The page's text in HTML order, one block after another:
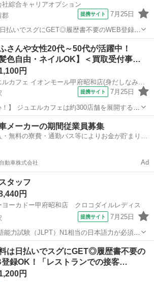
社綜合キャリアオプション
郡
提携サイト 7月25日
日払いでスグにGET◎履歴書不要のWEB登録
トスタッフ」高時給1220円！富士山周辺！20
】 製造のお仕事をお探
その他
さんや女性20代～50代が活躍中！
色自由・ネイルOK】＜買取受付事…
円
ジュエルカフェ イオンモール甲府昭和店(身だしなみ自由2)
提携サイト 7月25日
イトやパートの方でも社会保険、有給、育休
います。女性スタッフも全国600名以上在籍
...
国母駅 アパレル
メーカーの期間従業員募集
・無料の寮費・通勤バス等によりお金が貯まりや
動車株式会社 Ad
タッフ
円
ヨーカドー甲府昭和店 クロコダイルレディス
提携サイト 7月25日
力試験（JLPT）N1相当の日本語力が必須で
have Japanese language proficiency
甲府駅
は日払いでスグにGET◎履歴書不要の
録OK！「レストランでの接客…
円